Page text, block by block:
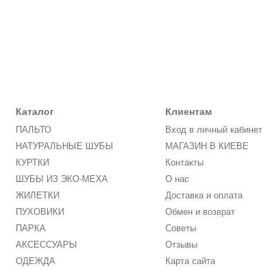
Каталог
ПАЛЬТО
НАТУРАЛЬНЫЕ ШУБЫ
КУРТКИ
ШУБЫ ИЗ ЭКО-МЕХА
ЖИЛЕТКИ
ПУХОВИКИ
ПАРКА
АКСЕССУАРЫ
ОДЕЖДА
Клиентам
Вход в личный кабинет
МАГАЗИН В КИЕВЕ
Контакты
О нас
Доставка и оплата
Обмен и возврат
Советы
Отзывы
Карта сайта